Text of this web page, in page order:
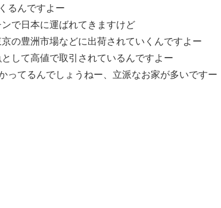
るんですよー
で日本に運ばれてきますけど
の豊洲市場などに出荷されていくんですよー
して高値で取引されているんですよー
ってるんでしょうねー、立派なお家が多いですー